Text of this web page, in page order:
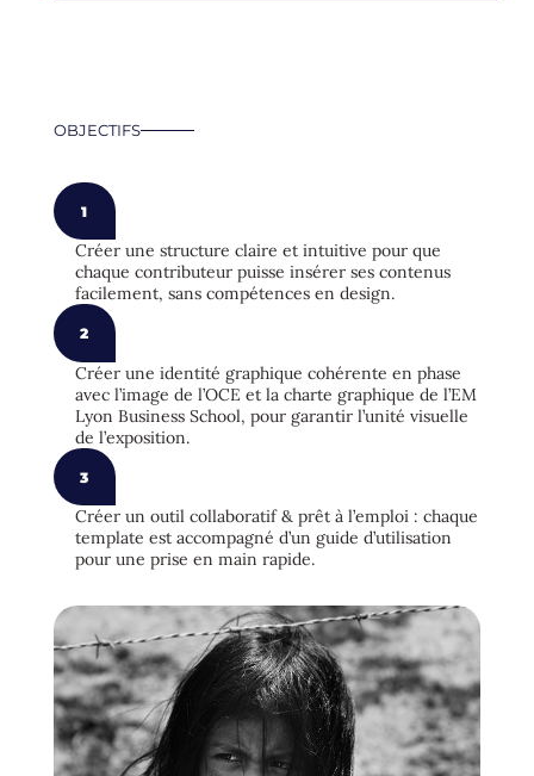
OBJECTIFS
1
Créer une structure claire et intuitive pour que
chaque contributeur puisse insérer ses contenus
facilement, sans compétences en design.
2
Créer une identité graphique cohérente en phase
avec l’image de l’OCE et la charte graphique de l’EM
Lyon Business School, pour garantir l’unité visuelle
de l’exposition.
3
Créer un outil collaboratif & prêt à l’emploi : chaque
template est accompagné d’un guide d’utilisation
pour une prise en main rapide.